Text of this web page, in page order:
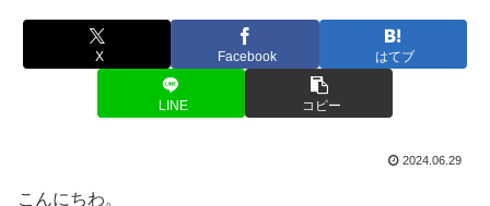
X Facebook はてブ
LINE コピー
2024.06.29
こんにちわ。